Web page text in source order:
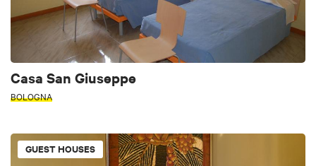
Casa San Giuseppe
BOLOGNA
GUEST HOUSES